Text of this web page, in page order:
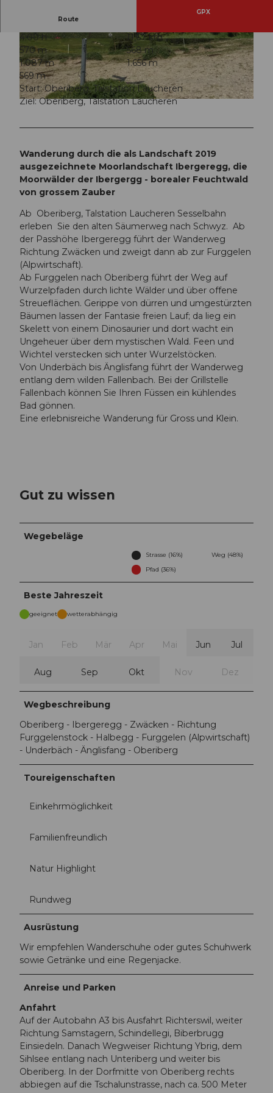
© Ybrig Tourismus
© Ybrig Tourismus
Route
GPX
4:00 h
11,67 km
570 m
568 m
1.087 m
1.656 m
569 m
Start: Oberiberg, Talstation Laucheren
Ziel: Oberiberg, Talstation Laucheren
Wanderung durch die als Landschaft 2019
ausgezeichnete Moorlandschaft Ibergeregg, die
Moorwälder der Ibergergg - borealer Feuchtwald
von grossem Zauber
Ab Oberiberg, Talstation Laucheren Sesselbahn
erleben Sie den alten Säumerweg nach Schwyz. Ab
der Passhöhe Ibergeregg führt der Wanderweg
Richtung Zwäcken und zweigt dann ab zur Furggelen
(Alpwirtschaft).
Ab Furggelen nach Oberiberg führt der Weg auf
Wurzelpfaden durch lichte Wälder und über offene
Streueflächen. Gerippe von dürren und umgestürzten
Bäumen lassen der Fantasie freien Lauf; da lieg ein
Skelett von einem Dinosaurier und dort wacht ein
Ungeheuer über dem mystischen Wald. Feen und
Wichtel verstecken sich unter Wurzelstöcken.
Von Underbäch bis Änglisfang führt der Wanderweg
entlang dem wilden Fallenbach. Bei der Grillstelle
Fallenbach können Sie Ihren Füssen ein kühlendes
Bad gönnen.
Eine erlebnisreiche Wanderung für Gross und Klein.
Gut zu wissen
Wegebeläge
Strasse (16%)
Weg (48%)
Pfad (36%)
Beste Jahreszeit
geeignet wetterabhängig
Jan Feb Mär Apr Mai Jun Jul
Aug Sep Okt Nov Dez
Wegbeschreibung
Oberiberg - Ibergeregg - Zwäcken - Richtung
Furggelenstock - Halbegg - Furggelen (Alpwirtschaft)
- Underbäch - Änglisfang - Oberiberg
Toureigenschaften
Einkehrmöglichkeit
Familienfreundlich
Natur Highlight
Rundweg
Ausrüstung
Wir empfehlen Wanderschuhe oder gutes Schuhwerk
sowie Getränke und eine Regenjacke.
Anreise und Parken
Anfahrt
Auf der Autobahn A3 bis Ausfahrt Richterswil, weiter
Richtung Samstagern, Schindellegi, Biberbrugg
Einsiedeln. Danach Wegweiser Richtung Ybrig, dem
Sihlsee entlang nach Unteriberg und weiter bis
Oberiberg. In der Dorfmitte von Oberiberg rechts
abbiegen auf die Tschalunstrasse, nach ca. 500 Meter